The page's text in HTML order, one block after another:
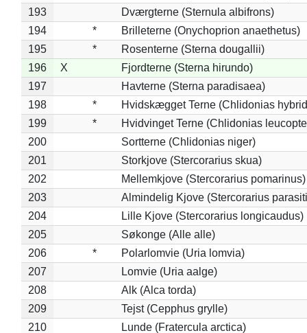
193
Dværgterne (Sternula albifrons)
194
*
Brilleterne (Onychoprion anaethetus)
195
*
Rosenterne (Sterna dougallii)
196
X
Fjordterne (Sterna hirundo)
197
Havterne (Sterna paradisaea)
198
*
Hvidskægget Terne (Chlidonias
199
*
Hvidvinget Terne (Chlidonias
200
Sortterne (Chlidonias niger)
201
Storkjove (Stercorarius skua)
202
Mellemkjove (Stercorarius pomarinus)
203
Almindelig Kjove (Stercorarius
204
Lille Kjove (Stercorarius longicaudus)
205
Søkonge (Alle alle)
206
*
Polarlomvie (Uria lomvia)
207
Lomvie (Uria aalge)
208
Alk (Alca torda)
209
Tejst (Cepphus grylle)
210
Lunde (Fratercula arctica)